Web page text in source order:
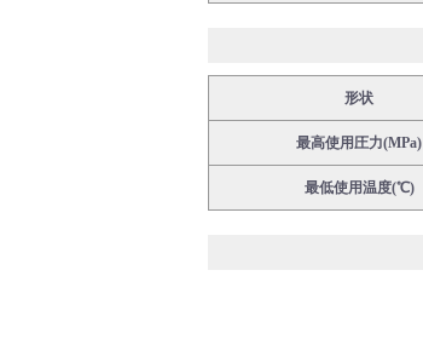
製品カタログダウンロード
形状
最高使用圧力(MPa)
最低使用温度(℃)